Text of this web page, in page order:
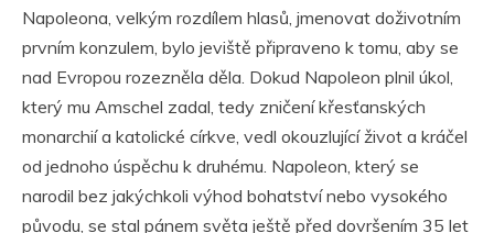
Napoleona, velkým rozdílem hlasů, jmenovat doživotním
prvním konzulem, bylo jeviště připraveno k tomu, aby se
nad Evropou rozezněla děla. Dokud Napoleon plnil úkol,
který mu Amschel zadal, tedy zničení křesťanských
monarchií a katolické církve, vedl okouzlující život a kráčel
od jednoho úspěchu k druhému. Napoleon, který se
narodil bez jakýchkoli výhod bohatství nebo vysokého
původu, se stal pánem světa ještě před dovršením 35 let